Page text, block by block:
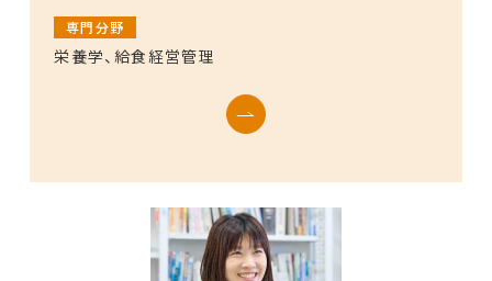
専門分野
栄養学、給食経営管理